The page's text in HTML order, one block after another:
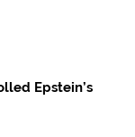
Epstein’s